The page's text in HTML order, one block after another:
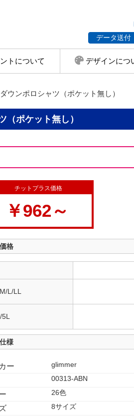
データ送付
トについて デザインにつ
ウンポロシャツ（ポケット無し）
（ポケット無し）
チットプラス価格
￥962～
格
L/LL
5L
様
ー glimmer
00313-ABN
26色
8サイズ